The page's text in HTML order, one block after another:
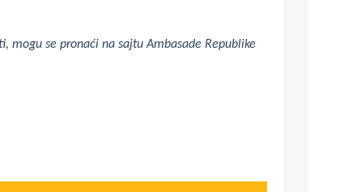
mogu se pronaći na sajtu Ambasade Republike